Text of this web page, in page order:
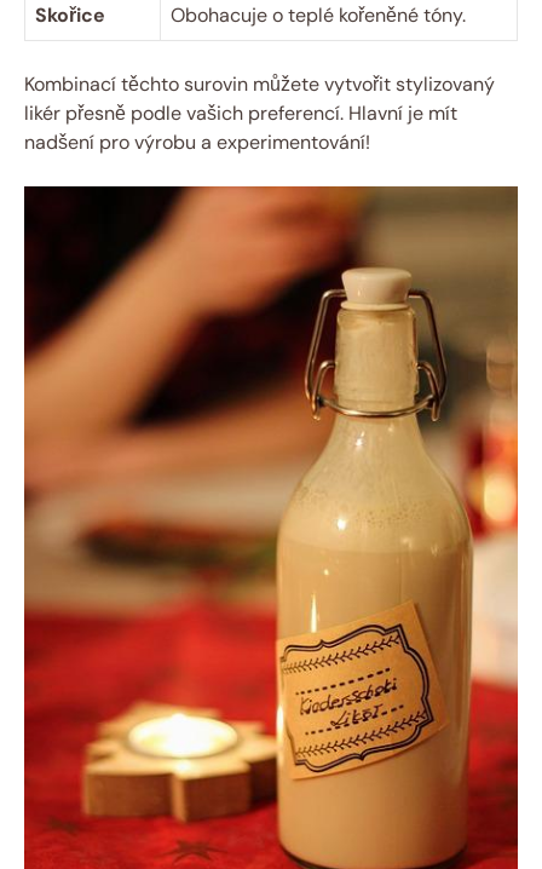
Skořice
Obohacuje o teplé kořeněné tóny.
Kombinací těchto surovin můžete vytvořit stylizovaný
likér přesně podle vašich preferencí. Hlavní je mít
nadšení pro výrobu a experimentování!